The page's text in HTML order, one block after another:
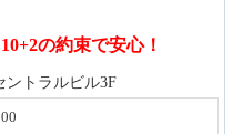
の約束で安心！
ントラルビル3F